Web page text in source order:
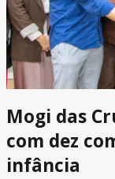
Mogi das
com dez
infância